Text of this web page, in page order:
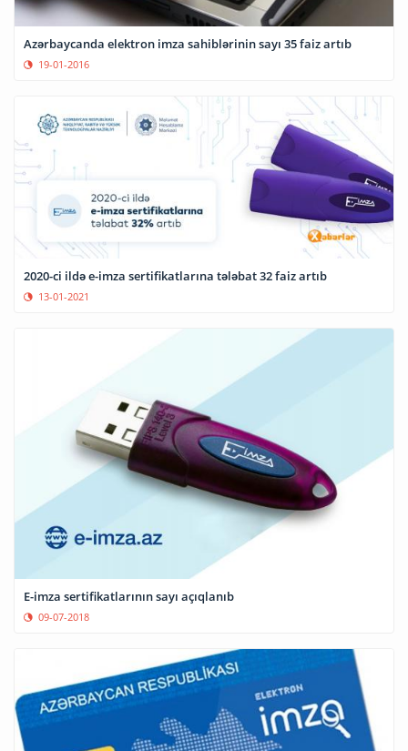
Azərbaycanda elektron imza sahiblərinin sayı 35 faiz artıb
19-01-2016
2020-ci ildə e-imza sertifikatlarına tələbat 32 faiz artıb
13-01-2021
E-imza sertifikatlarının sayı açıqlanıb
09-07-2018